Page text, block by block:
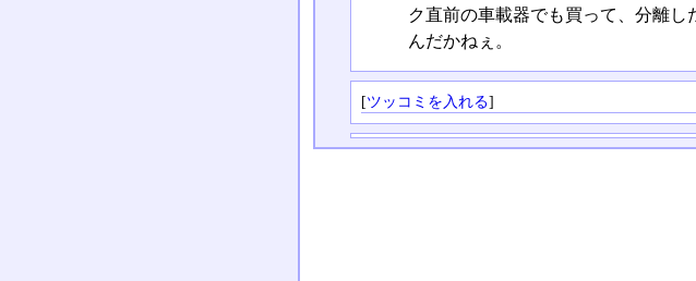
ク直前の車載器でも買って、分離
んだかねぇ。
[ツッコミを入れる]